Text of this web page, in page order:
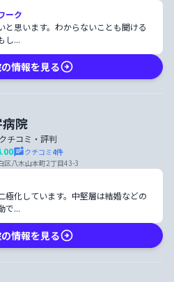
ーク
と思います。わからないことも聞ける
し...
情報を見る
院
チコミ・評判
クチコミ 4件
区八木山本町2丁目43-3
極化しています。中堅層は結婚などの
で...
情報を見る